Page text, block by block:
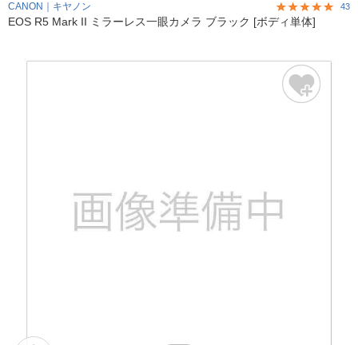
CANON｜キヤノン 43
EOS R5 Mark II ミラーレス一眼カメラ ブラック [ボディ単体]